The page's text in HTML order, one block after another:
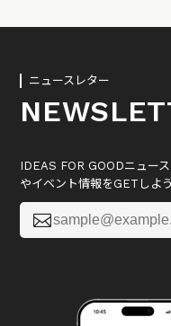
ニュースレター
IDEAS FOR GOODニュー
やイベント情報をGETしよ
